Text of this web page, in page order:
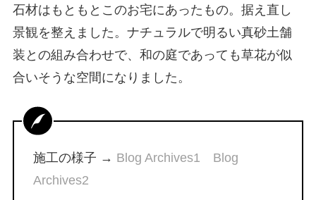
石材はもともとこのお宅にあったもの。据え直し
景観を整えました。ナチュラルで明るい真砂土舗
装との組み合わせで、和の庭であっても草花が似
合いそうな空間になりました。
施工の様子 → Blog Archives1
Blog
Archives2